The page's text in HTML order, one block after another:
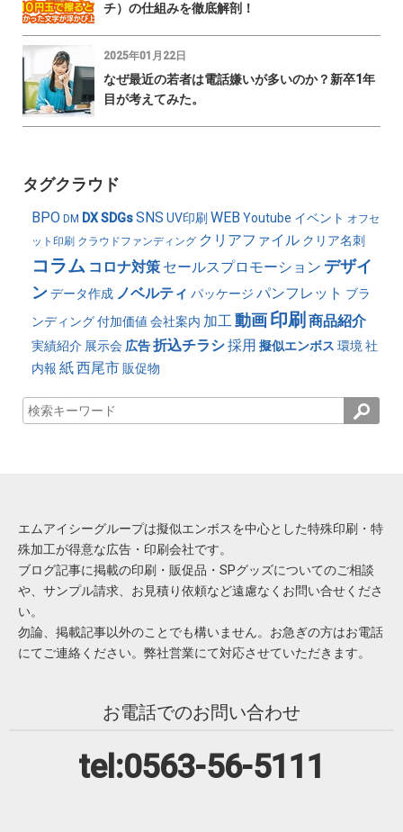
チ）の仕組みを徹底解剖！
2025年01月22日
なぜ最近の若者は電話嫌いが多いのか？新卒1年
目が考えてみた。
タグクラウド
BPO DM DXSDGsSNS UV印刷 WEB Youtube イベント オフセ
ット印刷 クラウドファンディング クリアファイル クリア名刺
コラム コロナ対策 セールスプロモーション デザイ
ンデータ作成 ノベルティ パッケージ パンフレット ブラ
ンディング付加価値 会社案内 加工動画印刷 商品紹介
実績紹介 展示会 広告折込チラシ採用 擬似エンボス 環境 社
内報 紙西尾市 販促物
エムアイシーグループは擬似エンボスを中心とした特殊印刷・特
殊加工が得意な広告・印刷会社です。
ブログ記事に掲載の印刷・販促品・SPグッズについてのご相談
や、サンプル請求、お見積り依頼など遠慮なくお問い合せくださ
い。
勿論、掲載記事以外のことでも構いません。お急ぎの方はお電話
にてご連絡ください。弊社営業にて対応させていただきます。
お電話でのお問い合わせ
tel:0563-56-5111